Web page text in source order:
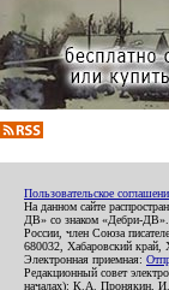
Пользовательское
На данном сайте
ДВ» со знаком «Дебри-
России, член Союза
680032, Хабаровский край,
Электронная приемная:
Редакционный совет
началах): К.А. Пронякин,